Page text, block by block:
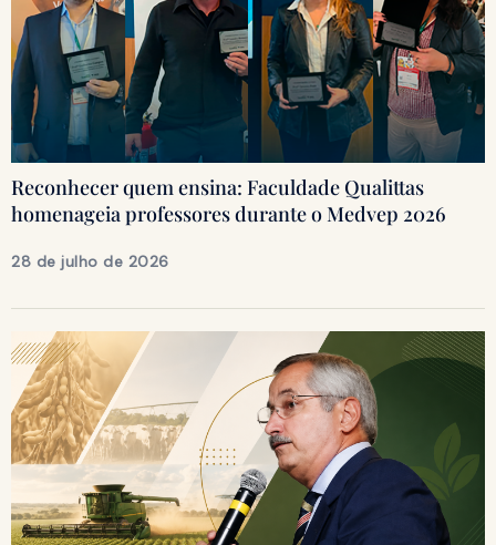
Reconhecer quem ensina: Faculdade Qualittas
homenageia professores durante o Medvep 2026
28 de julho de 2026